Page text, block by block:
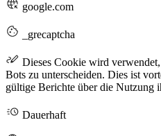
google.com
_grecaptcha
Dieses Cookie wird
Bots zu unterscheiden. Dies ist
gültige Berichte über die Nutzung
Dauerhaft